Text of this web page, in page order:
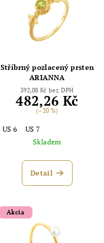
Stříbrný pozlacený prsten
ARIANNA
392,08 Kč bez DPH
482,26 Kč
(–20 %)
US 6
US 7
Skladem
Detail
Akcia